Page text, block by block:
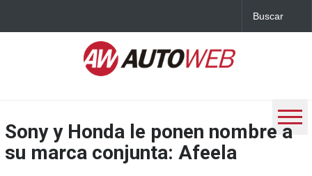
Sony y Honda le ponen nombre a
su marca conjunta: Afeela